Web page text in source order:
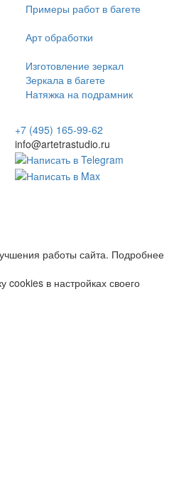
Примеры работ в багете
Арт обработки
Изготовление зеркал
Зеркала в багете
Натяжка на подрамник
+7 (495) 165-99-62
info@artetrastudio.ru
работы сайта. Подробнее
cookies в настройках своего